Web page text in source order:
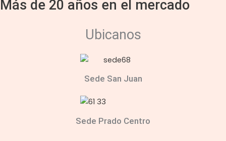
Más de 20 años en el mercado
Ubicanos
Sede San Juan
Sede Prado Centro